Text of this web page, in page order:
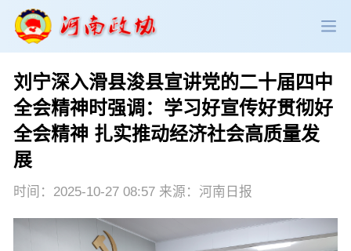
政协领导 政协新闻 政协机构
政协党建 政协工作 会议活动
党派团体 市县政协 专题荟萃
刘宁深入滑县浚县宣讲党的二十届四中
全会精神时强调：学习好宣传好贯彻好
全会精神 扎实推动经济社会高质量发
展
时间：2025-10-27 08:57 来源：河南日报